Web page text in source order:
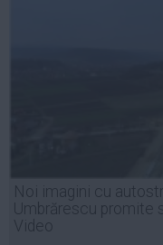
Noi imagini cu
Umbrărescu promite
Video